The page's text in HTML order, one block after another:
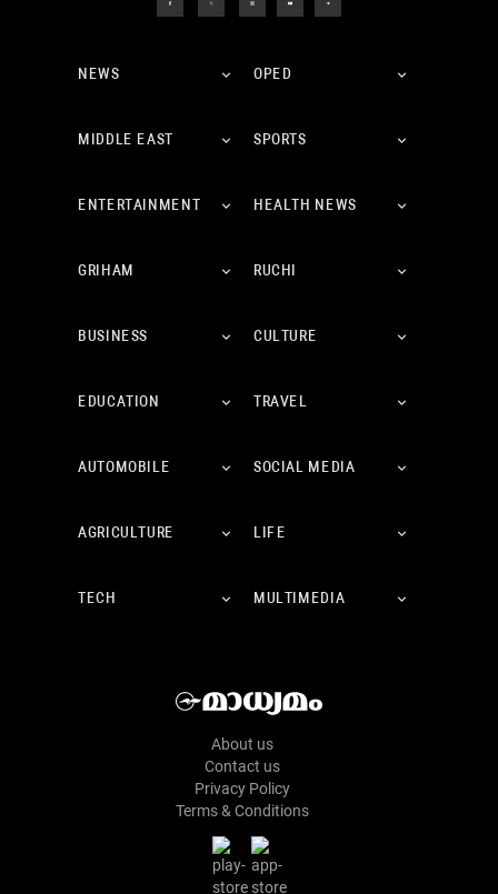
NEWS OPED
MIDDLE EAST SPORTS
ENTERTAINMENT HEALTH NEWS
GRIHAM RUCHI
BUSINESS CULTURE
EDUCATION TRAVEL
AUTOMOBILE SOCIAL MEDIA
AGRICULTURE LIFE
TECH MULTIMEDIA
About us
Contact us
Privacy Policy
Terms & Conditions